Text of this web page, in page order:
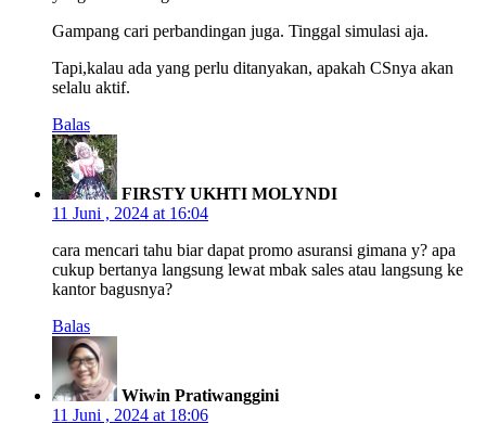
Gampang cari perbandingan juga. Tinggal simulasi aja.
Tapi,kalau ada yang perlu ditanyakan, apakah CSnya akan
selalu aktif.
Balas
FIRSTY UKHTI MOLYNDI
11 Juni , 2024 at 16:04
cara mencari tahu biar dapat promo asuransi gimana y? apa
cukup bertanya langsung lewat mbak sales atau langsung ke
kantor bagusnya?
Balas
Wiwin Pratiwanggini
11 Juni , 2024 at 18:06